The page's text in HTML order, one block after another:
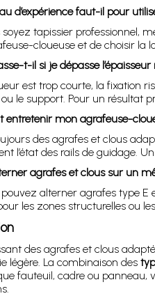
d’expérience faut-il pour
tapissier professionnel,
cloueuse et de choisir la
t-il si je dépasse
est trop courte, la fixation
le support. Pour un résultat
entretenir mon agrafeuse-
des agrafes et clous
l’état des rails de guidage.
agrafes et clous sur un
alterner agrafes type E
les zones structurelles ou
des agrafes et clous
légère. La combinaison des
fauteuil, cadre ou panneau,